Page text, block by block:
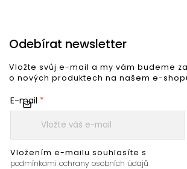
Odebírat newsletter
Vložte svůj e-mail a my vám budeme
o nových produktech na našem e-
E-mail
Vložením e-mailu souhlasíte s
podmínkami ochrany osobních údajů